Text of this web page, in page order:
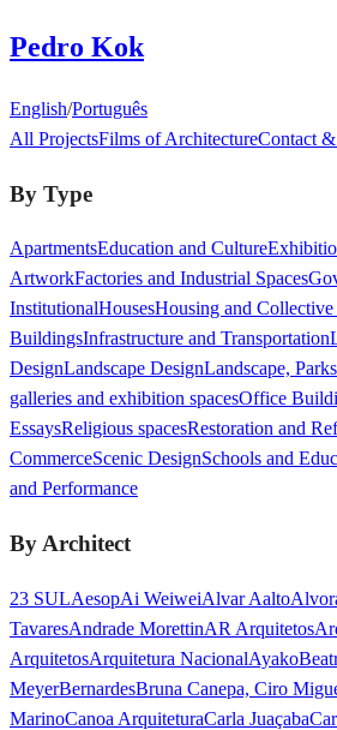
Pedro Kok
English/Português
All ProjectsFilms of ArchitectureContact
By Type
ApartmentsEducation and Culture
ArtworkFactories and Industrial Spaces
InstitutionalHousesHousing and Collective
BuildingsInfrastructure and Transportation
DesignLandscape DesignLandscape,
galleries and exhibition spacesOffice
EssaysReligious spacesRestoration and
CommerceScenic DesignSchools and
and Performance
By Architect
23 SULAesopAi WeiweiAlvar Aalto
TavaresAndrade MorettinAR Arquitetos
ArquitetosArquitetura NacionalAyako
MeyerBernardesBruna Canepa, Ciro
MarinoCanoa ArquiteturaCarla Juaçaba